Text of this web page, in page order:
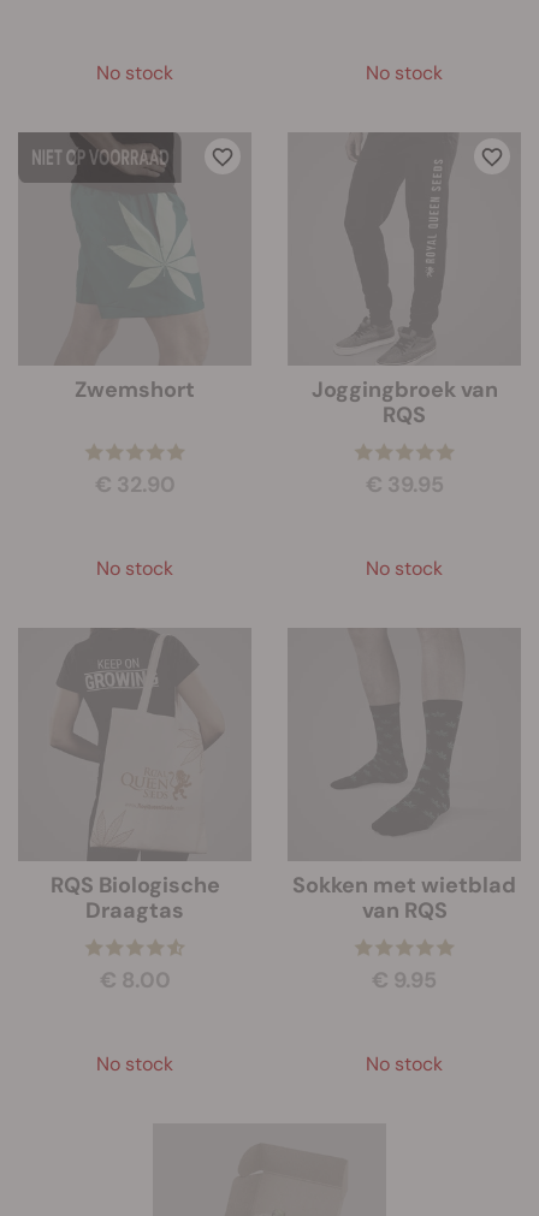
No stock No stock
Zwemshort
€ 32.90
No stock
Joggingbroek van
RQS
€ 39.95
No stock
RQS Biologische
Draagtas
€ 8.00
No stock
Sokken met wietblad
van RQS
€ 9.95
No stock